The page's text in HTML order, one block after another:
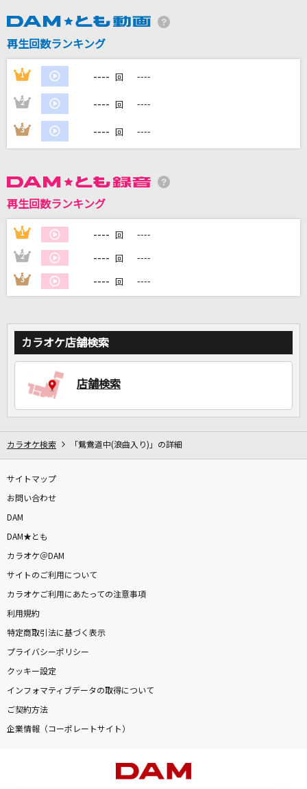
EGOIST
カラオケ最新情報をチェック！
再生回数ランキング
1 ---- 回 ----
2 ---- 回 ----
3 ---- 回 ----
再生回数ランキング
1 ---- 回 ----
2 ---- 回 ----
3 ---- 回 ----
カラオケ店舗検索
店舗検索
カラオケ検索 「鴛鴦道中(浪曲入り)」の詳細
サイトマップ
お問い合わせ
DAM
DAM★とも
カラオケ＠DAM
サイトのご利用について
カラオケご利用にあたっての注意事項
利用規約
特定商取引法に基づく表示
プライバシーポリシー
クッキー設定
インフォマティブデータの取得について
ご契約方法
企業情報（コーポレートサイト）